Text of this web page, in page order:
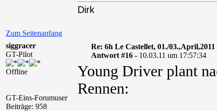
Zum Seitenanfang
Dirk
siggracer
GT-Pilot
Offline
GT-Eins-Forumuser
Beiträge: 958
Re: 6h Le Castellet, 01./03.,April,2011
Antwort #16 - 10.03.11 um 17:57:34
Young Driver plant
Rennen: